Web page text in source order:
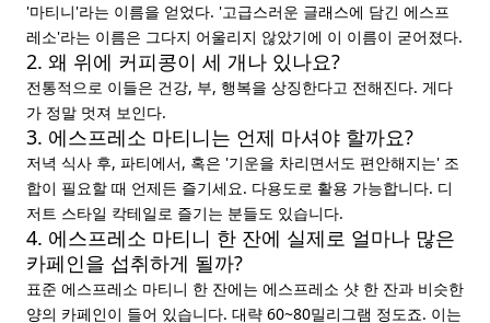
'마티니'라는 이름을 얻었다. '고급스러운 글래스에 담긴 에스프
레소'라는 이름은 그다지 어울리지 않았기에 이 이름이 굳어졌다.
2. 왜 위에 커피콩이 세 개나 있나요?
전통적으로 이들은 건강, 부, 행복을 상징한다고 전해진다. 게다
가 정말 멋져 보인다.
3. 에스프레소 마티니는 언제 마셔야 할까요?
저녁 식사 후, 파티에서, 혹은 '기운을 차리면서도 편안해지는' 조
합이 필요할 때 언제든 즐기세요. 다용도로 활용 가능합니다. 디
저트 스타일 칵테일로 즐기는 분들도 있습니다.
4. 에스프레소 마티니 한 잔에 실제로 얼마나 많은
카페인을 섭취하게 될까?
표준 에스프레소 마티니 한 잔에는 에스프레소 샷 한 잔과 비슷한
양의 카페인이 들어 있습니다. 대략 60~80밀리그램 정도죠. 이는